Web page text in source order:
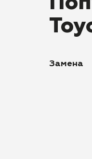
Замена